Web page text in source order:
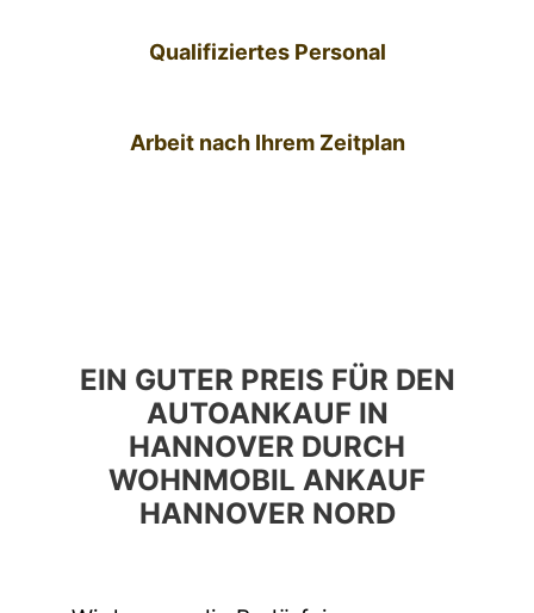
Qualifiziertes Personal
Arbeit nach Ihrem Zeitplan
EIN GUTER PREIS FÜR DEN
AUTOANKAUF IN
HANNOVER DURCH
WOHNMOBIL ANKAUF
HANNOVER NORD